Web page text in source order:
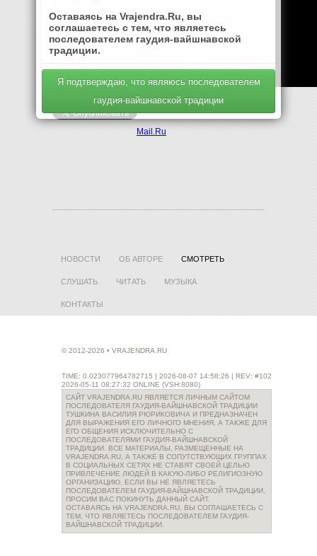
Mail.Ru
НОВОСТИ ОБ АВТОРЕ СМОТРЕТЬ
СЛУШАТЬ ЧИТАТЬ МУЗЫКА
КОНТАКТЫ
© 2012-2026 • VRAJENDRA.RU
TIME: 0.023077964782715 | 2026-08-07 14:58:26 | REV: #102
2026-05-11 08:27:32 ONLINE (VSH:8080)
САЙТ VRAJENDRA.RU ЯВЛЯЕТСЯ ЛИЧНЫМ САЙТОМ
ПОСЛЕДОВАТЕЛЯ ГАУДИЯ-ВАЙШНАВСКОЙ ТРАДИЦИИ
ТУШКИНА ВАСИЛИЯ РЮРИКОВИЧА И ПРЕДНАЗНАЧЕН
ДЛЯ ВЫРАЖЕНИЯ ЕГО ЛИЧНОГО МНЕНИЯ, А ТАКЖЕ ДЛЯ
ЕГО ОБЩЕНИЯ ИСКЛЮЧИТЕЛЬНО С
ПОСЛЕДОВАТЕЛЯМИ ГАУДИЯ-ВАЙШНАВСКОЙ
ТРАДИЦИИ. ВСЕ МАТЕРИАЛЫ, РАЗМЕЩЕННЫЕ НА
VRAJENDRA.RU, А ТАКЖЕ В СОПУТСТВУЮЩИХ ГРУППАХ
В СОЦИАЛЬНЫХ СЕТЯХ НЕ СТАВЯТ СВОЕЙ ЦЕЛЬЮ
ПРИВЛЕЧЕНИЕ ЛЮДЕЙ В КАКУЮ-ЛИБО РЕЛИГИОЗНУЮ
ОРГАНИЗАЦИЮ. ЕСЛИ ВЫ НЕ ЯВЛЯЕТЕСЬ
ПОСЛЕДОВАТЕЛЕМ ГАУДИЯ-ВАЙШНАВСКОЙ ТРАДИЦИИ,
ПРОСИМ ВАС ПОКИНУТЬ ДАННЫЙ САЙТ.
ОСТАВАЯСЬ НА VRAJENDRA.RU, ВЫ СОГЛАШАЕТЕСЬ С
ТЕМ, ЧТО ЯВЛЯЕТЕСЬ ПОСЛЕДОВАТЕЛЕМ ГАУДИЯ-
ВАЙШНАВСКОЙ ТРАДИЦИИ.
Оставаясь на Vrajendra.Ru, вы
соглашаетесь с тем, что являетесь
последователем гаудия-вайшнавской
традиции.
Я подтверждаю, что являюсь последователем
гаудия-вайшнавской традиции